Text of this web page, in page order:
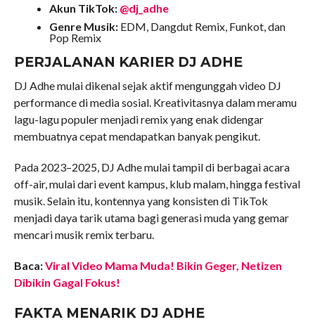
Akun TikTok: @dj_adhe
Genre Musik:EDM, Dangdut Remix, Funkot, dan
Pop Remix
PERJALANAN KARIER DJ ADHE
DJ Adhe mulai dikenal sejak aktif mengunggah video DJ
performance di media sosial. Kreativitasnya dalam meramu
lagu-lagu populer menjadi remix yang enak didengar
membuatnya cepat mendapatkan banyak pengikut.
Pada 2023–2025, DJ Adhe mulai tampil di berbagai acara
off-air, mulai dari event kampus, klub malam, hingga festival
musik. Selain itu, kontennya yang konsisten di TikTok
menjadi daya tarik utama bagi generasi muda yang gemar
mencari musik remix terbaru.
Baca:Viral Video Mama Muda! Bikin Geger, Netizen
Dibikin Gagal Fokus!
FAKTA MENARIK DJ ADHE